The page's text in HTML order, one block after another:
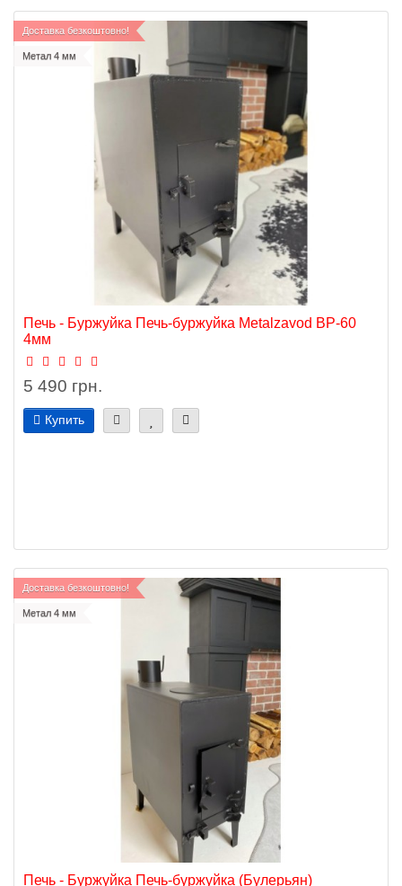
Доставка безкоштовно!
Метал 4 мм
Печь - Буржуйка Печь-буржуйка Metalzavod BP-60
4мм
5 490 грн.
Купить
Доставка безкоштовно!
Метал 4 мм
Печь - Буржуйка Печь-буржуйка (Булерьян)